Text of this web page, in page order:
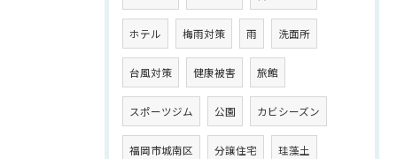
ホテル 梅雨対策 雨 洗面所
台風対策 健康被害 旅館
スポーツジム 公園 カビシーズン
福岡市城南区 分譲住宅 珪藻土